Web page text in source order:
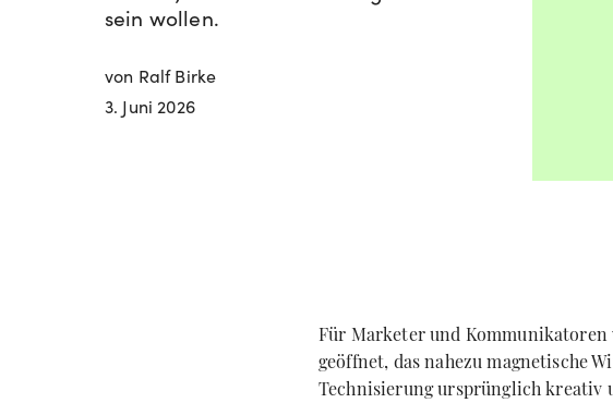
sein wollen.
von Ralf Birke
3. Juni 2026
Für Marketer und
geöffnet, das nahezu magnetische
Technisierung ursprünglich kreativ